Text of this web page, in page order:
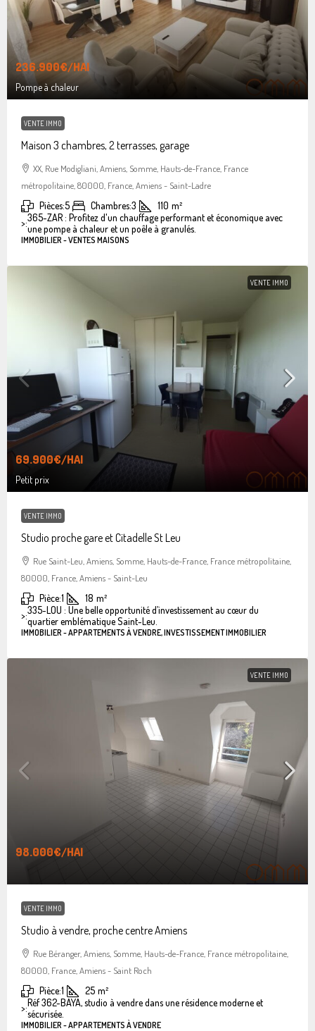
236.900€/HAI
Pompe à chaleur
VENTE IMMO
Maison 3 chambres, 2 terrasses, garage
XX, Rue Modigliani, Amiens, Somme, Hauts-de-France, France
métropolitaine, 80000, France, Amiens - Saint-Ladre
Pièces:5 Chambres:3 110 m²
>:365-ZAR : Profitez d'un chauffage performant et économique avec
une pompe à chaleur et un poêle à granulés.
IMMOBILIER - VENTES MAISONS
VENTE IMMO
69.900€/HAI
Petit prix
VENTE IMMO
Studio proche gare et Citadelle St Leu
Rue Saint-Leu, Amiens, Somme, Hauts-de-France, France métropolitaine,
80000, France, Amiens - Saint-Leu
Pièce:1 18 m²
>:335-LOU : Une belle opportunité d’investissement au cœur du
quartier emblématique Saint-Leu.
IMMOBILIER - APPARTEMENTS À VENDRE, INVESTISSEMENT IMMOBILIER
VENTE IMMO
98.000€/HAI
VENTE IMMO
Studio à vendre, proche centre Amiens
Rue Béranger, Amiens, Somme, Hauts-de-France, France métropolitaine,
80000, France, Amiens - Saint Roch
Pièce:1 25 m²
>:Réf 362-BAYA, studio à vendre dans une résidence moderne et
sécurisée.
IMMOBILIER - APPARTEMENTS À VENDRE